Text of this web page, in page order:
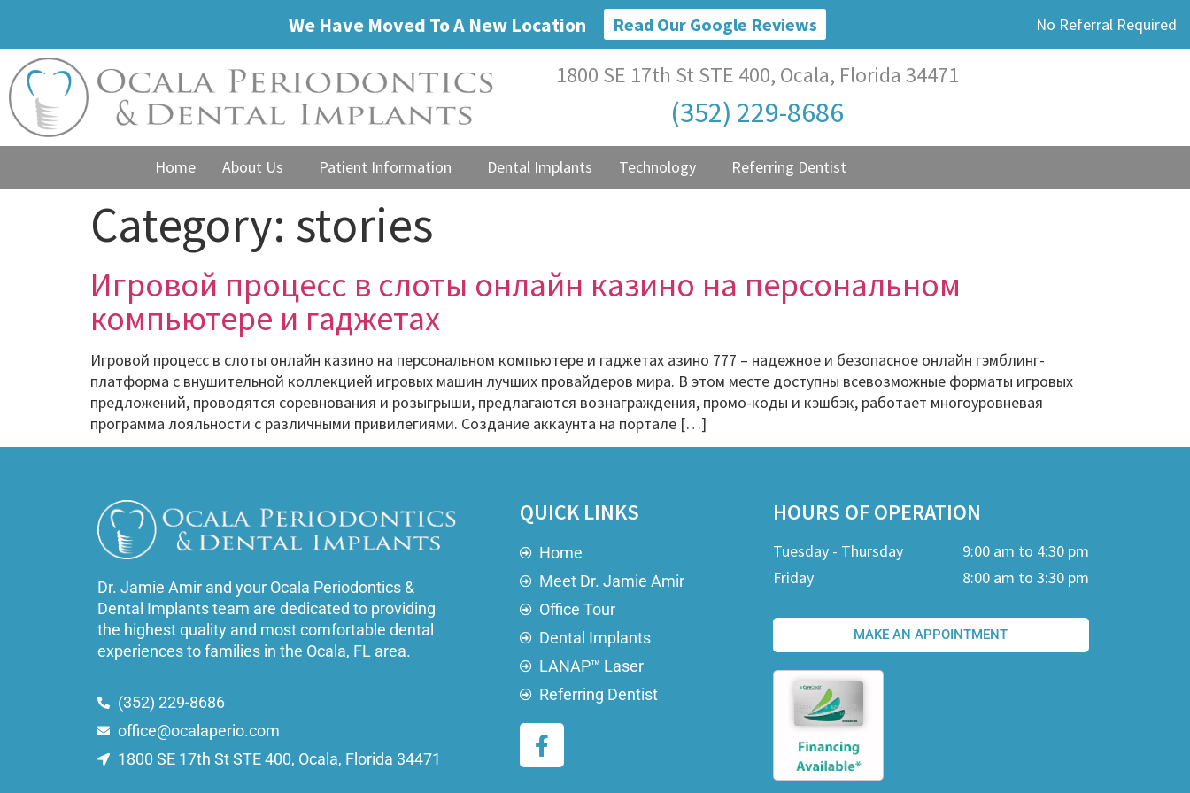
We Have Moved To A New Location Read Our Google Reviews No Referral Required
1800 SE 17th St STE 400, Ocala, Florida 34471
(352) 229-8686
Home About Us Patient Information Dental Implants Technology Referring Dentist
Category: stories
Игровой процесс в слоты онлайн казино на персональном
компьютере и гаджетах
Игровой процесс в слоты онлайн казино на персональном компьютере и гаджетах азино 777 – надежное и безопасное онлайн гэмблинг-
платформа с внушительной коллекцией игровых машин лучших провайдеров мира. В этом месте доступны всевозможные форматы игровых
предложений, проводятся соревнования и розыгрыши, предлагаются вознаграждения, промо-коды и кэшбэк, работает многоуровневая
программа лояльности с различными привилегиями. Создание аккаунта на портале […]
Dr. Jamie Amir and your Ocala Periodontics &
Dental Implants team are dedicated to providing
the highest quality and most comfortable dental
experiences to families in the Ocala, FL area.
(352) 229-8686
office@ocalaperio.com
1800 SE 17th St STE 400, Ocala, Florida 34471
QUICK LINKS
Home
Meet Dr. Jamie Amir
Office Tour
Dental Implants
LANAP™ Laser
Referring Dentist
HOURS OF OPERATION
Tuesday - Thursday
9:00 am to 4:30 pm
Friday
8:00 am to 3:30 pm
MAKE AN APPOINTMENT